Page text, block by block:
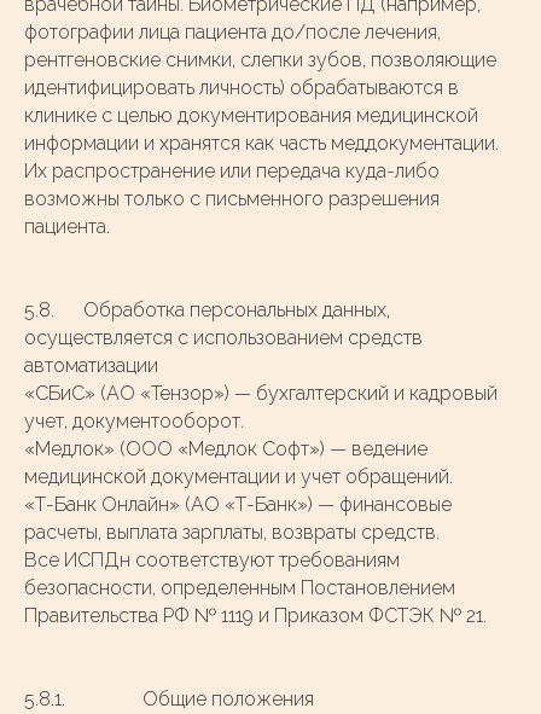
фотографии лица пациента до/после лечения,
рентгеновские снимки, слепки зубов, позволяющие
идентифицировать личность) обрабатываются в
клинике с целью документирования медицинской
информации и хранятся как часть меддокументации.
Их распространение или передача куда-либо
возможны только с письменного разрешения
пациента.
5.8. Обработка персональных данных,
осуществляется с использованием средств
автоматизации
«СБиС» (АО «Тензор») — бухгалтерский и кадровый
учет, документооборот.
«Медлок» (ООО «Медлок Софт») — ведение
медицинской документации и учет обращений.
«Т-Банк Онлайн» (АО «Т-Банк») — финансовые
расчеты, выплата зарплаты, возвраты средств.
Все ИСПДн соответствуют требованиям
безопасности, определенным Постановлением
Правительства РФ № 1119 и Приказом ФСТЭК № 21.
5.8.1. Общие положения